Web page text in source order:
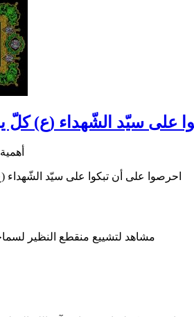
على سيّد الشّهداء (ع) كلّ
مشاهد لتشييع منقطع النظير